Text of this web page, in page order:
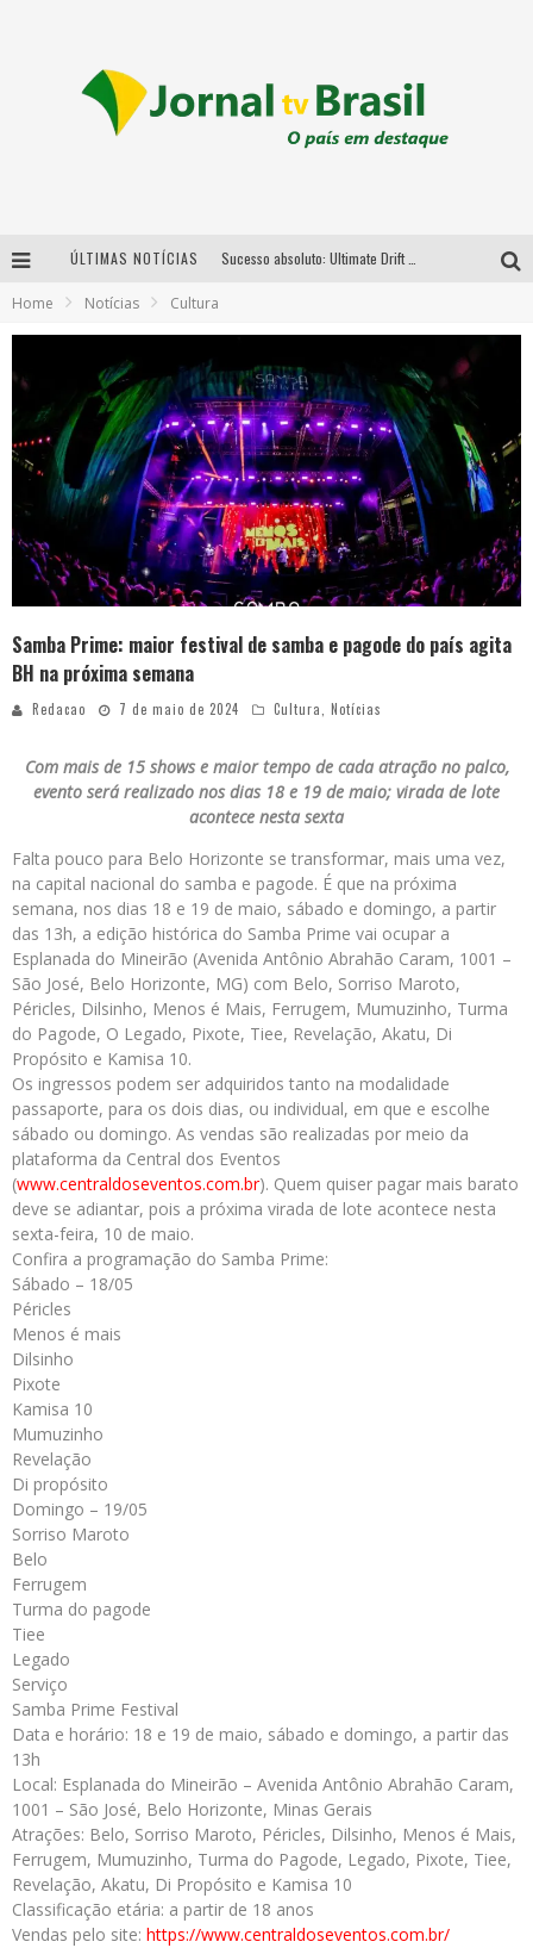
ÚLTIMAS NOTÍCIAS
Em abril, Boulevard Shopping BH realiza sorteio de TVs 4K
Home Notícias Cultura
Samba Prime: maior festival de samba e pagode do país agita
BH na próxima semana
Redacao 7 de maio de 2024 Cultura, Notícias
Com mais de 15 shows e maior tempo de cada atração no palco,
evento será realizado nos dias 18 e 19 de maio; virada de lote
acontece nesta sexta
Falta pouco para Belo Horizonte se transformar, mais uma vez,
na capital nacional do samba e pagode. É que na próxima
semana, nos dias 18 e 19 de maio, sábado e domingo, a partir
das 13h, a edição histórica do Samba Prime vai ocupar a
Esplanada do Mineirão (Avenida Antônio Abrahão Caram, 1001 –
São José, Belo Horizonte, MG) com Belo, Sorriso Maroto,
Péricles, Dilsinho, Menos é Mais, Ferrugem, Mumuzinho, Turma
do Pagode, O Legado, Pixote, Tiee, Revelação, Akatu, Di
Propósito e Kamisa 10.
Os ingressos podem ser adquiridos tanto na modalidade
passaporte, para os dois dias, ou individual, em que e escolhe
sábado ou domingo. As vendas são realizadas por meio da
plataforma da Central dos Eventos
(www.centraldoseventos.com.br). Quem quiser pagar mais barato
deve se adiantar, pois a próxima virada de lote acontece nesta
sexta-feira, 10 de maio.
Confira a programação do Samba Prime:
Sábado – 18/05
Péricles
Menos é mais
Dilsinho
Pixote
Kamisa 10
Mumuzinho
Revelação
Di propósito
Domingo – 19/05
Sorriso Maroto
Belo
Ferrugem
Turma do pagode
Tiee
Legado
Serviço
Samba Prime Festival
Data e horário: 18 e 19 de maio, sábado e domingo, a partir das
13h
Local: Esplanada do Mineirão – Avenida Antônio Abrahão Caram,
1001 – São José, Belo Horizonte, Minas Gerais
Atrações: Belo, Sorriso Maroto, Péricles, Dilsinho, Menos é Mais,
Ferrugem, Mumuzinho, Turma do Pagode, Legado, Pixote, Tiee,
Revelação, Akatu, Di Propósito e Kamisa 10
Classificação etária: a partir de 18 anos
Vendas pelo site: https://www.centraldoseventos.com.br/